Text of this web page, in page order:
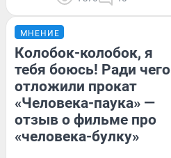
МНЕНИЕ
Колобок-колобок, я
тебя боюсь! Ради чего
отложили прокат
«Человека-паука» —
отзыв о фильме про
«человека-булку»